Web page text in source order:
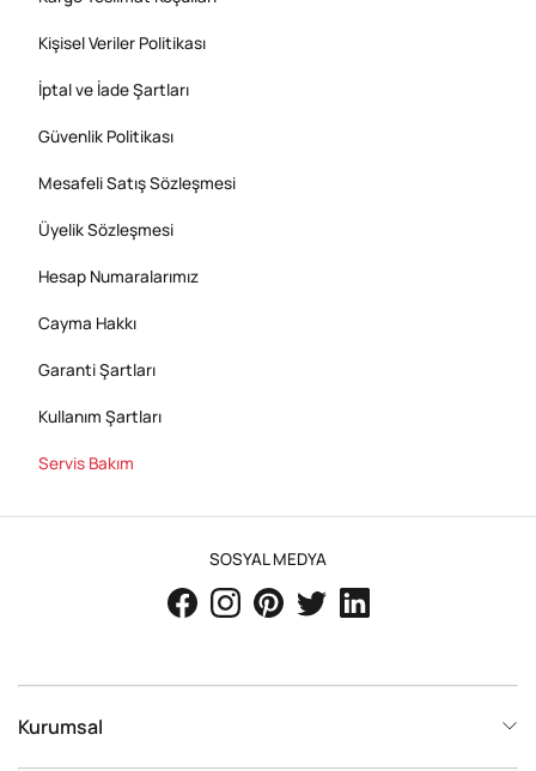
Kişisel Veriler Politikası
İptal ve İade Şartları
Güvenlik Politikası
Mesafeli Satış Sözleşmesi
Üyelik Sözleşmesi
Hesap Numaralarımız
Cayma Hakkı
Garanti Şartları
Kullanım Şartları
Servis Bakım
SOSYAL MEDYA
Kurumsal